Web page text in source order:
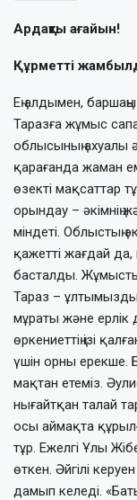
Ардақты ағайын!
Құрметті
Ең алдымен,
Таразға жұмыс
облысының ахуалы
қарағанда жаман
өзекті мақсаттар
орындау – әкімнің
міндеті. Облыстың
қажетті жағдай
басталды.
Тараз –
мұраты және ерлік
өркениеттің ізі
үшін орны ерекше.
мақтан етеміз.
нығайтқан талай
осы аймақта
тұр. Ежелгі Ұлы
өткен. Әйгілі
дамып келеді.